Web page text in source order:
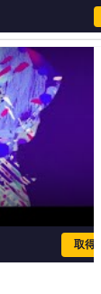
会員登録・ログイ
取得